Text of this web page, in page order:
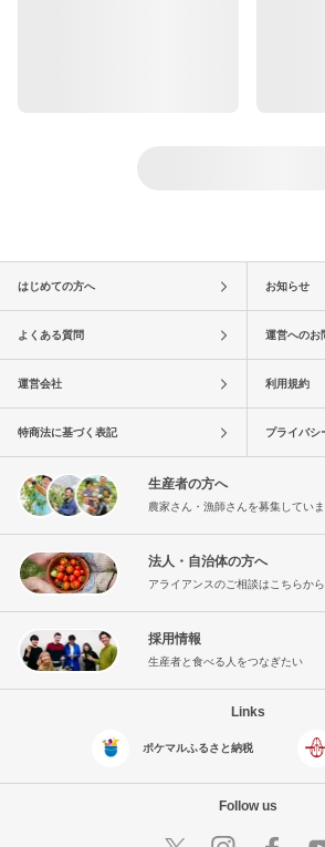
はじめての方へ お知らせ
よくある質問 運営へのお
運営会社 利用規約
特商法に基づく表記 プライバシ
生産者の方へ
農家さん・漁師さんを募集してい
法人・自治体の方へ
アライアンスのご相談はこちらから
採用情報
生産者と食べる人をつなぎたい
Links
ポケマルふるさと納税
Follow us